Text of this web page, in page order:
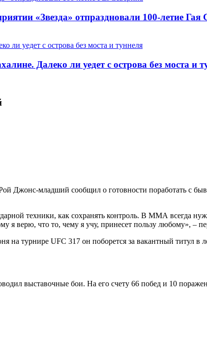
«Звезда» отпраздновали 100-летие Гая
Далеко ли уедет с острова без моста и
Джонс-младший сообщил о готовности поработать с
техники, как сохранять контроль. В ММА всегда
я верю, что то, чему я учу, принесет пользу любому», –
на турнире UFC 317 он поборется за вакантный титул в
выставочные бои. На его счету 66 побед и 10